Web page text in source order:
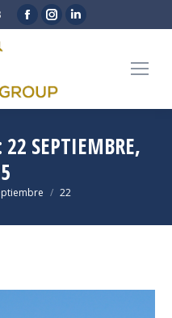
Facebook
new
Instagram
22 SEPTIEMBRE,
22